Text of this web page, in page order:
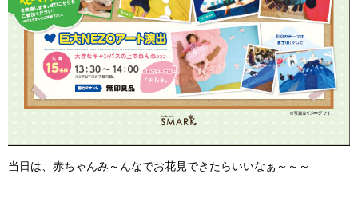
当日は、赤ちゃんみ～んなでお花見できたらいいなぁ～～～